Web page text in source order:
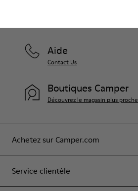
Achetez sur Camper.com
Service clientèle
Aide
Contact Us
Boutiques Camper
Découvrez le magasin plus proche